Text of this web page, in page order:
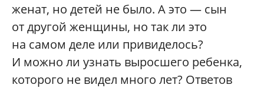
женат, но детей не было. А это — сын
от другой женщины, но так ли это
на самом деле или привиделось?
И можно ли узнать выросшего ребенка,
которого не видел много лет? Ответов